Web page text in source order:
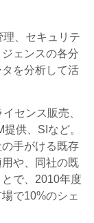
、セキュリテ
ェンスの各分
を分析して活
センス販売、
供、SIなど。
手がける既存
や、同社の既
で、2010年度
で10%のシェ